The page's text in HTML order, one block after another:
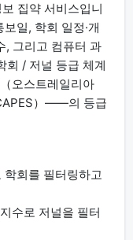
집약 서비스입니
일, 학회 일정·개
, 그리고 컴퓨터 과
회 / 저널 등급 체계
（오스트레일리아
）——의 등급
학회를 필터링하고
수로 저널을 필터